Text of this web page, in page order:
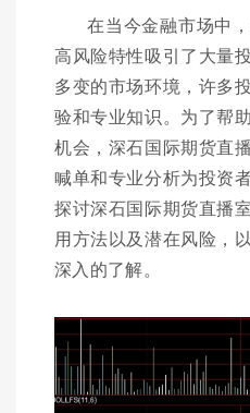
在当今金融市场中
高风险特性吸引了大量
多变的市场环境，许多
验和专业知识。为了帮
机会，深石国际期货直
喊单和专业分析为投资
探讨深石国际期货直播
用方法以及潜在风险，
深入的了解。